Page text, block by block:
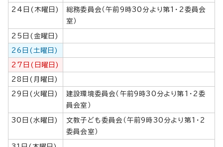
24日(木曜日)
総務委員会（午前9時30分より第1・2委員会
室）
25日(金曜日)
26日(土曜日)
27日(日曜日)
28日(月曜日)
29日(火曜日)
建設環境委員会（午前9時30分より第1・2委
員会室）
30日(水曜日)
文教子ども委員会（午前9時30分より第1・2
委員会室）